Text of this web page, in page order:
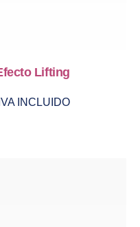
Lifting
was: 210,00 €.
price is: 147,00 €.
IVA INCLUIDO